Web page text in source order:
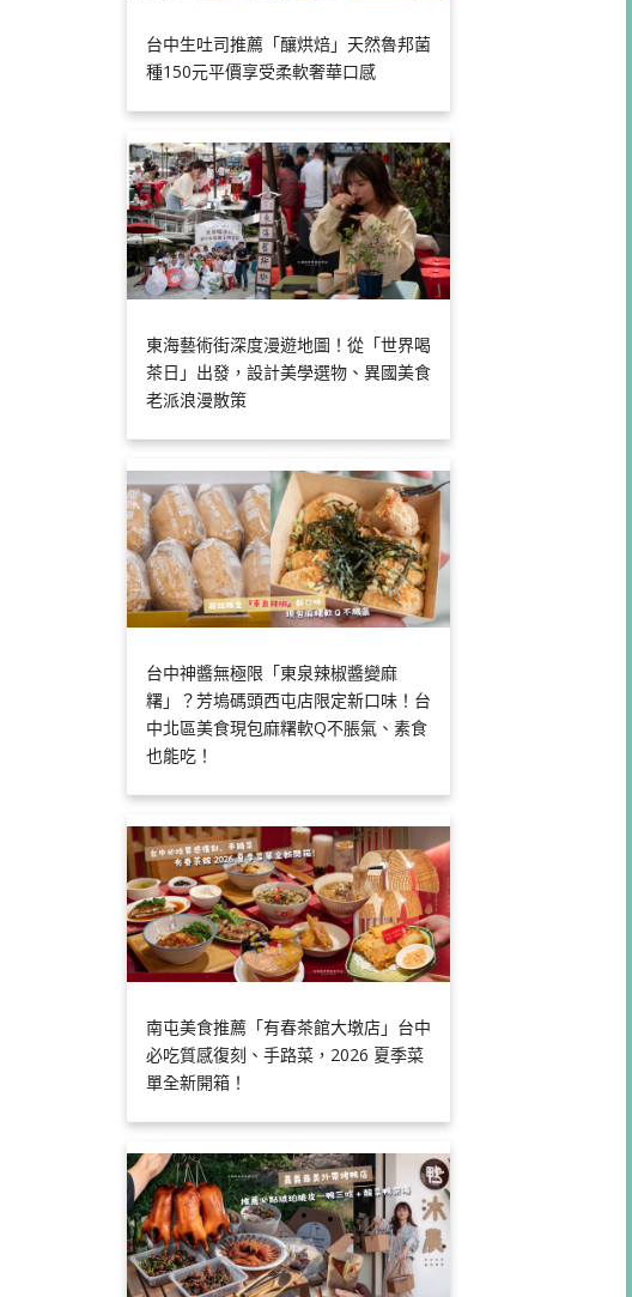
台中生吐司推薦「釀烘焙」天然魯邦菌
種150元平價享受柔軟奢華口感
東海藝術街深度漫遊地圖！從「世界喝
茶日」出發，設計美學選物、異國美食
老派浪漫散策
台中神醬無極限「東泉辣椒醬變麻
糬」？芳塢碼頭西屯店限定新口味！台
中北區美食現包麻糬軟Q不脹氣、素食
也能吃！
南屯美食推薦「有春茶館大墩店」台中
必吃質感復刻、手路菜，2026 夏季菜
單全新開箱！